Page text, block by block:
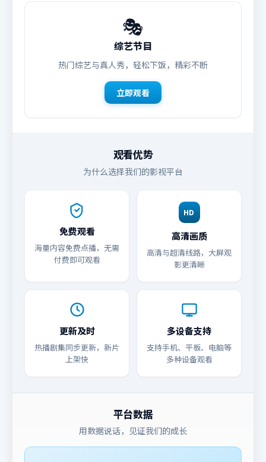
🎭
综艺节目
热门综艺与真人秀，轻松下饭，精彩不断
立即观看
观看优势
为什么选择我们的影视平台
免费观看
海量内容免费点播，无需
付费即可观看
HD
高清画质
高清与超清线路，大屏观
影更清晰
更新及时
热播剧集同步更新，新片
上架快
多设备支持
支持手机、平板、电脑等
多种设备观看
平台数据
用数据说话，见证我们的成长